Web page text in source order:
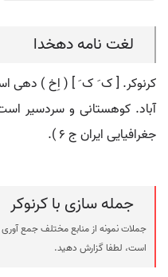
لغت نامه دهخدا
کرنوکر. [ ک َ ک َ ] ( اِخ ) دهی
جغرافیایی ایران ج 6 ).
جمله سازی با کرنوکر
جملات نمونه از منابع مختلف جمع
است، لطفا گزارش دهید.